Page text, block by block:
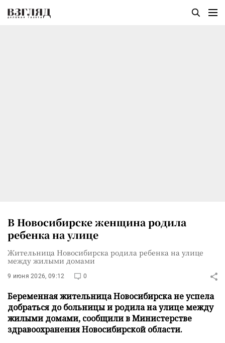
В Новосибирске женщина родила
ребенка на улице
Жительница Новосибирска родила ребенка на улице
между жилыми домами
9 июня 2026, 09:12 0
Беременная жительница Новосибирска не успела
добраться до больницы и родила на улице между
жилыми домами, сообщили в Министерстве
здравоохранения Новосибирской области.